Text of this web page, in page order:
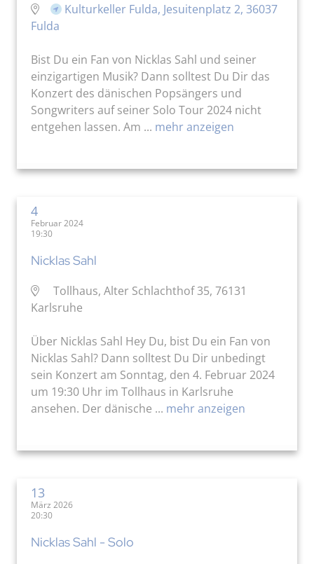
Kulturkeller Fulda, Jesuitenplatz 2, 36037
Fulda
Bist Du ein Fan von Nicklas Sahl und seiner
einzigartigen Musik? Dann solltest Du Dir das
Konzert des dänischen Popsängers und
Songwriters auf seiner Solo Tour 2024 nicht
entgehen lassen. Am ... mehr anzeigen
4
Februar 2024
19:30
Nicklas Sahl
Tollhaus, Alter Schlachthof 35, 76131
Karlsruhe
Über Nicklas Sahl Hey Du, bist Du ein Fan von
Nicklas Sahl? Dann solltest Du Dir unbedingt
sein Konzert am Sonntag, den 4. Februar 2024
um 19:30 Uhr im Tollhaus in Karlsruhe
ansehen. Der dänische ... mehr anzeigen
13
März 2026
20:30
Nicklas Sahl - Solo